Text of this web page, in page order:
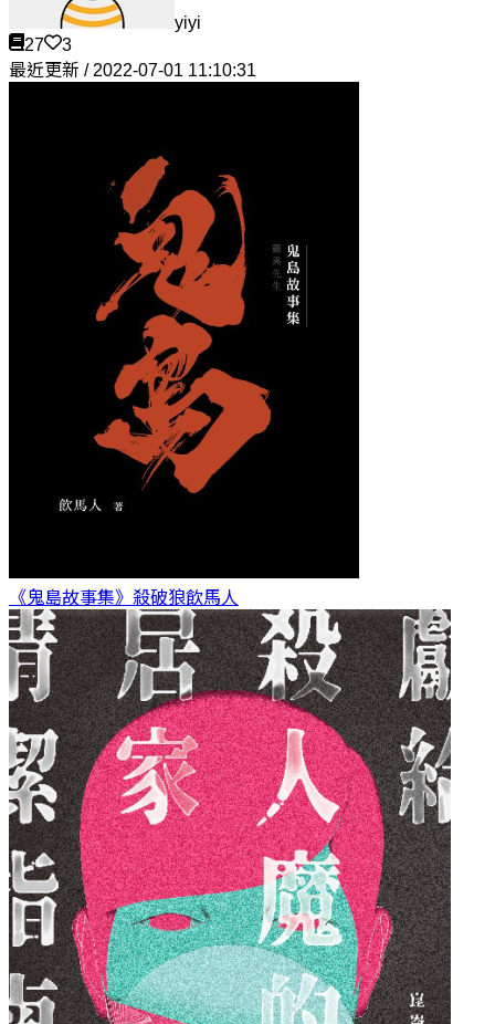
yiyi
27
3
最近更新 / 2022-07-01 11:10:31
《鬼島故事集》殺破狼飲馬人